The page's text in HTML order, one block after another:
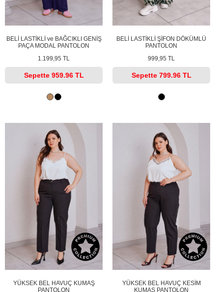
BELİ LASTİKLİ ve BAĞCIKLI GENİŞ
PAÇA MODAL PANTOLON
1.199,95 TL
Sepette 959.96 TL
BELİ LASTİKLİ ŞİFON DÖKÜMLÜ
PANTOLON
999,95 TL
Sepette 799.96 TL
YÜKSEK BEL HAVUÇ KUMAŞ
PANTOLON
YÜKSEK BEL HAVUÇ KESİM
KUMAŞ PANTOLON